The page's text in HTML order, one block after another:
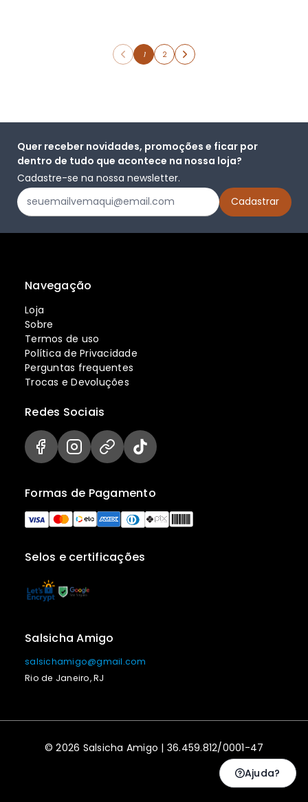
1 2
Quer receber novidades, promoções e ficar por
dentro de tudo que acontece na nossa loja?
Cadastre-se na nossa newsletter.
Navegação
Loja
Sobre
Termos de uso
Política de Privacidade
Perguntas frequentes
Trocas e Devoluções
Selos e certificações
Formas de Pagamento
Redes Sociais
Salsicha Amigo
salsichamigo@gmail.com
Rio de Janeiro, RJ
© 2026 Salsicha Amigo | 36.459.812/0001-47
Ajuda?